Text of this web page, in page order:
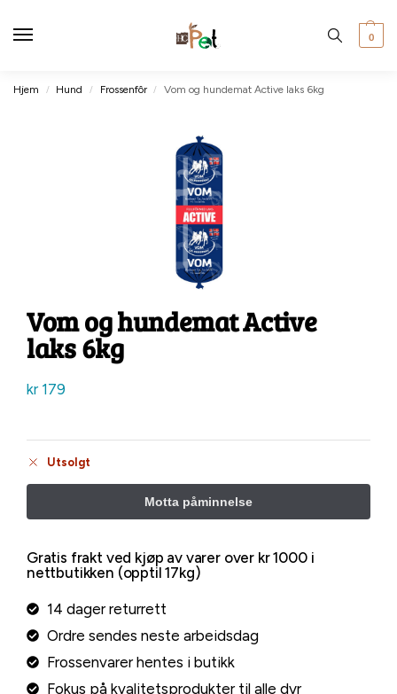
0
Hjem / Hund / Frossenfôr / Vom og hundemat Active laks 6kg
Vom og hundemat Active
laks 6kg
kr179
Utsolgt
Gratis frakt ved kjøp av varer over kr 1000 i
nettbutikken (opptil 17kg)
14 dager returrett
Ordre sendes neste arbeidsdag
Frossenvarer hentes i butikk
Fokus på kvalitetsprodukter til alle dyr